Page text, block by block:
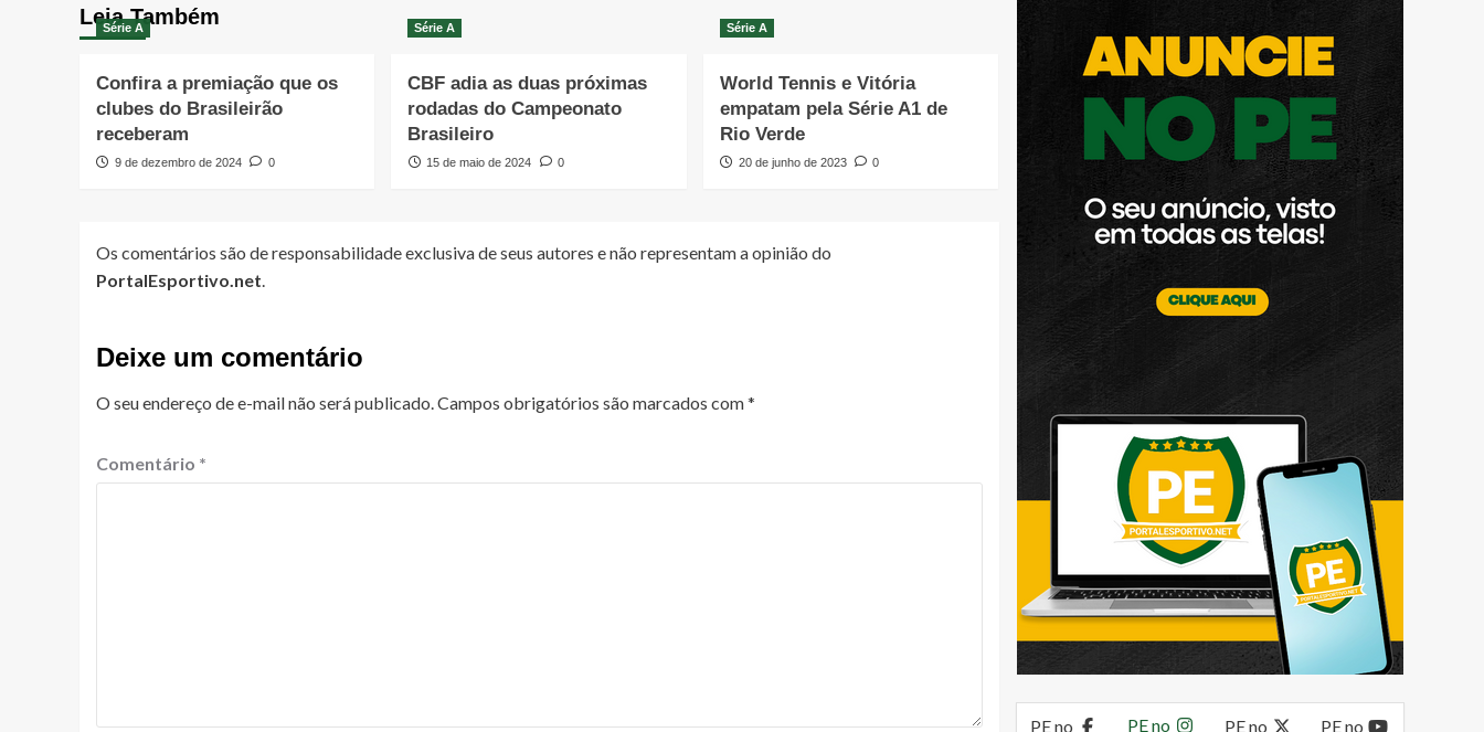
Leia Também
Série A
Confira a premiação que os
clubes do Brasileirão
receberam
9 de dezembro de 2024 0
Série A
CBF adia as duas próximas
rodadas do Campeonato
Brasileiro
15 de maio de 2024 0
Série A
World Tennis e Vitória
empatam pela Série A1 de
Rio Verde
20 de junho de 2023 0
Os comentários são de responsabilidade exclusiva de seus autores e não representam a opinião do
PortalEsportivo.net
Deixe um comentário
O seu endereço de e-mail não será publicado. Campos obrigatórios são marcados com*
Comentário *
PE no PE no PE no PE no